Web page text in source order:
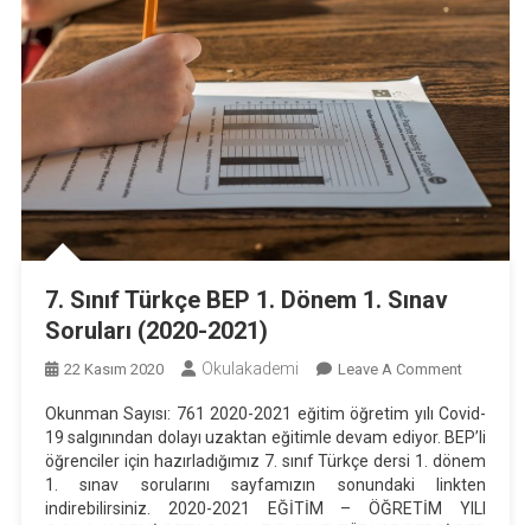
7. Sınıf Türkçe BEP 1. Dönem 1. Sınav
Soruları (2020-2021)
22 Kasım 2020 Okulakademi Leave A CommentOn
Sınıf
BEP
1.
Okunman Sayısı: 761 2020-2021 eğitim öğretim yılı Covid-
19 salgınından dolayı uzaktan eğitimle devam ediyor. BEP’li
öğrenciler için hazırladığımız 7. sınıf Türkçe dersi 1. dönem
1. sınav sorularını sayfamızın sonundaki linkten
indirebilirsiniz. 2020-2021 EĞİTİM – ÖĞRETİM YILI